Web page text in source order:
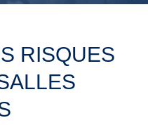
to
search
result.
RISQUES